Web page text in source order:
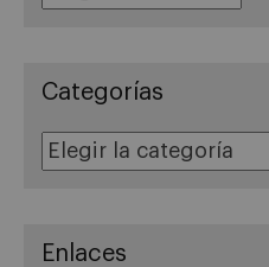
Categorías
Enlaces